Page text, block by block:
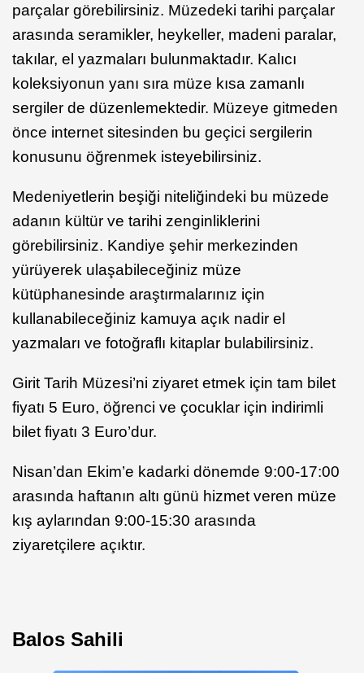
parçalar görebilirsiniz. Müzedeki tarihi parçalar
arasında seramikler, heykeller, madeni paralar,
takılar, el yazmaları bulunmaktadır. Kalıcı
koleksiyonun yanı sıra müze kısa zamanlı
sergiler de düzenlemektedir. Müzeye gitmeden
önce internet sitesinden bu geçici sergilerin
konusunu öğrenmek isteyebilirsiniz.
Medeniyetlerin beşiği niteliğindeki bu müzede
adanın kültür ve tarihi zenginliklerini
görebilirsiniz. Kandiye şehir merkezinden
yürüyerek ulaşabileceğiniz müze
kütüphanesinde araştırmalarınız için
kullanabileceğiniz kamuya açık nadir el
yazmaları ve fotoğraflı kitaplar bulabilirsiniz.
Girit Tarih Müzesi’ni ziyaret etmek için tam bilet
fiyatı 5 Euro, öğrenci ve çocuklar için indirimli
bilet fiyatı 3 Euro’dur.
Nisan’dan Ekim’e kadarki dönemde 9:00-17:00
arasında haftanın altı günü hizmet veren müze
kış aylarından 9:00-15:30 arasında
ziyaretçilere açıktır.
Balos Sahili